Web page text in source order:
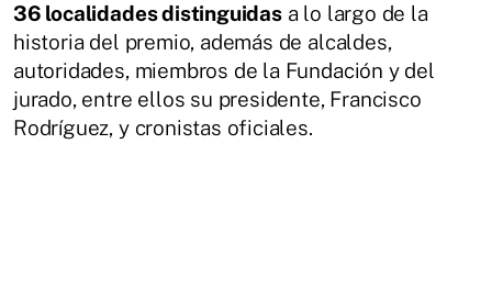
36 localidades distinguidasa lo largo de la
historia del premio, además de alcaldes,
autoridades, miembros de la Fundación y del
jurado, entre ellos su presidente, Francisco
Rodríguez, y cronistas oficiales.